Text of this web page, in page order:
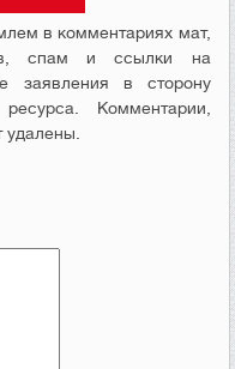
в комментариях мат,
спам и ссылки на
заявления в сторону
Комментарии,